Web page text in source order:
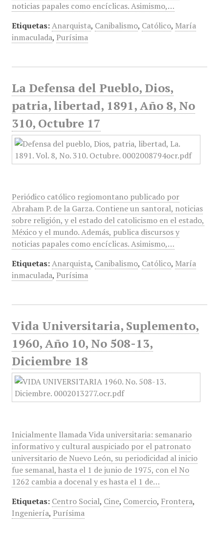
noticias papales como encíclicas. Asimismo,…
Etiquetas: Anarquista, Canibalismo, Católico, María
inmaculada, Purísima
La Defensa del Pueblo, Dios,
patria, libertad, 1891, Año 8, No
310, Octubre 17
Periódico católico regiomontano publicado por
Abraham P. de la Garza. Contiene un santoral, noticias
sobre religión, y el estado del catolicismo en el estado,
México y el mundo. Además, publica discursos y
noticias papales como encíclicas. Asimismo,…
Etiquetas: Anarquista, Canibalismo, Católico, María
inmaculada, Purísima
Vida Universitaria, Suplemento,
1960, Año 10, No 508-13,
Diciembre 18
Inicialmente llamada Vida universitaria: semanario
informativo y cultural auspiciado por el patronato
universitario de Nuevo León, su periodicidad al inicio
fue semanal, hasta el 1 de junio de 1975, con el No
1262 cambia a docenal y es hasta el 1 de…
Etiquetas: Centro Social, Cine, Comercio, Frontera,
Ingeniería, Purísima